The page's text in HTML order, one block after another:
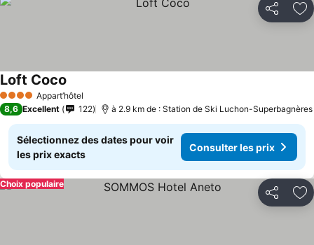
Partager
4 Étoiles Appart’hôtel
Loft Coco
8,6 Excellent 122 à 2.9 km de : Station de Ski Luchon-Superbagnères
Sélectionnez des dates pour voir
les prix exacts
Consulter les prix
Partager
Choix populaire